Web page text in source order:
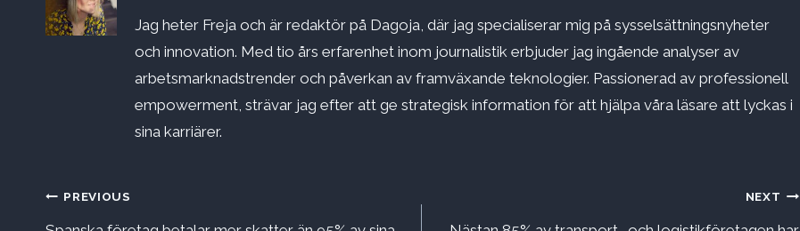
Jag heter Freja och är redaktör på Dagoja, där jag specialiserar mig på sysselsättningsnyheter
och innovation. Med tio års erfarenhet inom journalistik erbjuder jag ingående analyser av
arbetsmarknadstrender och påverkan av framväxande teknologier. Passionerad av professionell
empowerment, strävar jag efter att ge strategisk information för att hjälpa våra läsare att lyckas i
sina karriärer.
Inläggsnavigering
PREVIOUS NEXT